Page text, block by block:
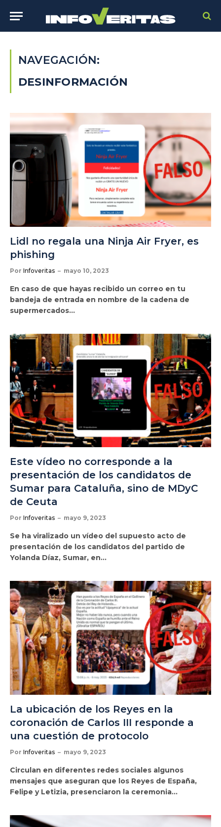
NAVEGACIÓN:
DESINFORMACIÓN
Lidl no regala una Ninja Air Fryer, es
phishing
Por Infoveritas mayo 10, 2023
En caso de que hayas recibido un correo en tu
bandeja de entrada en nombre de la cadena de
supermercados…
Este vídeo no corresponde a la
presentación de los candidatos de
Sumar para Cataluña, sino de MDyC
de Ceuta
Por Infoveritas mayo 9, 2023
Se ha viralizado un vídeo del supuesto acto de
presentación de los candidatos del partido de
Yolanda Díaz, Sumar, en…
La ubicación de los Reyes en la
coronación de Carlos III responde a
una cuestión de protocolo
Por Infoveritas mayo 9, 2023
Circulan en diferentes redes sociales algunos
mensajes que aseguran que los Reyes de España,
Felipe y Letizia, presenciaron la ceremonia…